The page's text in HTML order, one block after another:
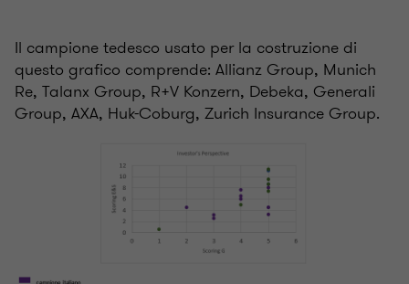
Il campione tedesco usato per la costruzione di
questo grafico comprende: Allianz Group, Munich
Re, Talanx Group, R+V Konzern, Debeka, Generali
Group, AXA, Huk-Coburg, Zurich Insurance Group.